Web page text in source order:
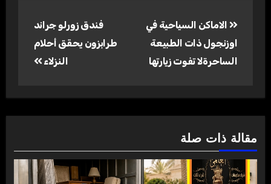
المقالات
الاماكن السياحية في
اوزنجول ذات الطبيعة
الساحرةلا تفوت زيارتها
فندق زورلو جراند
طرابزون يحقق أحلام
النزلاء
مقالة ذات صلة